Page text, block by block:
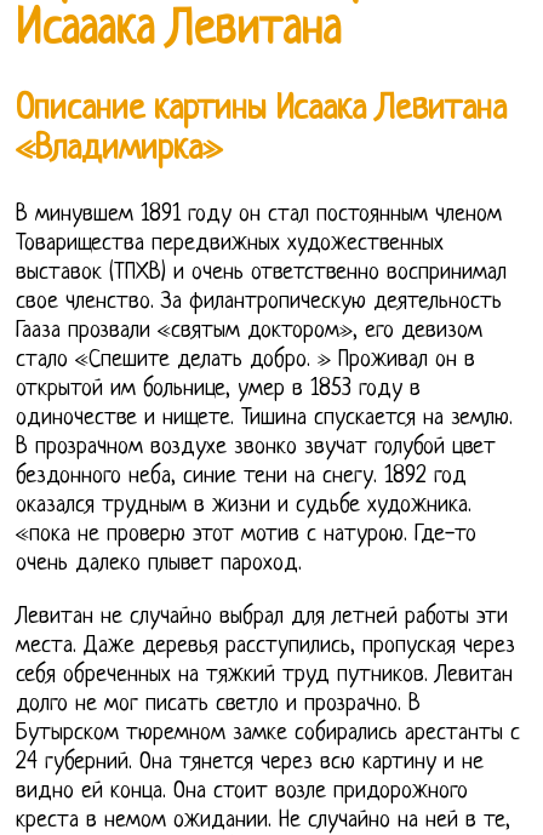
Исааака Левитана
Описание картины Исаака Левитана
«Владимирка»
В минувшем 1891 году он стал постоянным членом
Товарищества передвижных художественных
выставок (ТПХВ) и очень ответственно воспринимал
свое членство. За филантропическую деятельность
Гааза прозвали «святым доктором», его девизом
стало «Спешите делать добро. » Проживал он в
открытой им больнице, умер в 1853 году в
одиночестве и нищете. Тишина спускается на землю.
В прозрачном воздухе звонко звучат голубой цвет
бездонного неба, синие тени на снегу. 1892 год
оказался трудным в жизни и судьбе художника.
«пока не проверю этот мотив с натурою. Где-то
очень далеко плывет пароход.
Левитан не случайно выбрал для летней работы эти
места. Даже деревья расступились, пропуская через
себя обреченных на тяжкий труд путников. Левитан
долго не мог писать светло и прозрачно. В
Бутырском тюремном замке собирались арестанты с
24 губерний. Она тянется через всю картину и не
видно ей конца. Она стоит возле придорожного
креста в немом ожидании. Не случайно на ней в те,